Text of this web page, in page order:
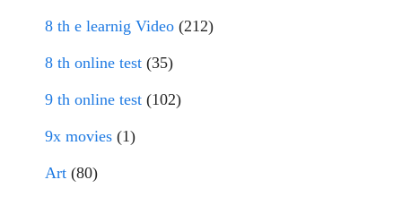
8 th e learnig Video (212)
8 th online test (35)
9 th online test (102)
9x movies (1)
Art (80)